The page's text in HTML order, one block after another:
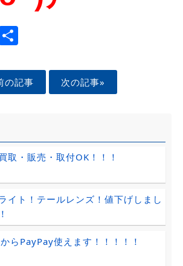
Share
の記事 次の記事»
取・販売・取付OK！！！
イト！テールレンズ！値下げしまし
らPayPay使えます！！！！！